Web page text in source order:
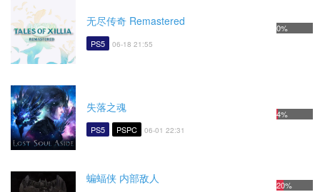
无尽传奇 Remastered
PS5 06-18 21:55
0%
失落之魂
PS5 PSPC 06-01 22:31
4%
蝙蝠侠 内部敌人 20%